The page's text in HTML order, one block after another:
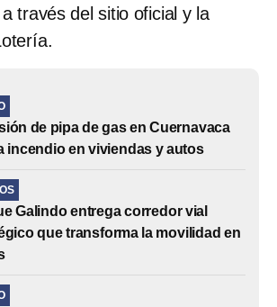
través del sitio oficial y la
de pipa de gas en Cuernavaca
incendio en viviendas y autos
Galindo entrega corredor vial
que transforma la movilidad en